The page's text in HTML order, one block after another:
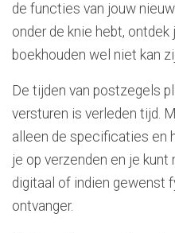
de functies van jouw
onder de knie hebt,
boekhouden wel niet kan
De tijden van postzegels
versturen is verleden tijd.
alleen de specificaties en
je op verzenden en je
digitaal of indien gewenst
ontvanger.